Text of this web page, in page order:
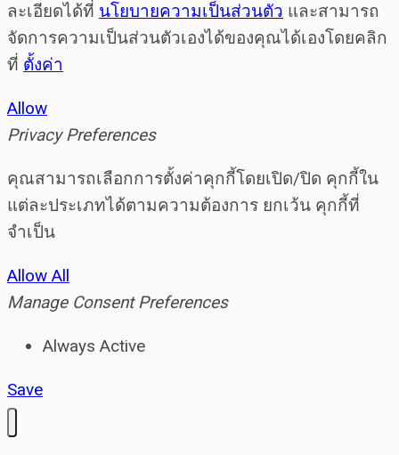
ละเอียดได้ที่ นโยบายความเป็นส่วนตัว และสามารถ
จัดการความเป็นส่วนตัวเองได้ของคุณได้เองโดยคลิก
ที่ ตั้งค่า
Allow
Privacy Preferences
คุณสามารถเลือกการตั้งค่าคุกกี้โดยเปิด/ปิด คุกกี้ใน
แต่ละประเภทได้ตามความต้องการ ยกเว้น คุกกี้ที่
จำเป็น
Allow All
Manage Consent Preferences
Always Active
Save